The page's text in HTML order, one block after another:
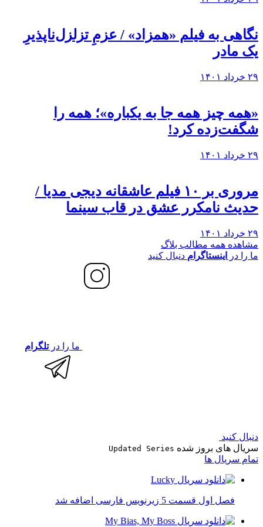
نگاهی به فيلم «همزاد» / عزمِ تزلزل‌ناپذیرِ
یک مادر
۲۹ خرداد ۱۴۰۱
«همه چیز همه جا به یکباره»؛ همه را
شگفت‌زده کرد!
۲۹ خرداد ۱۴۰۱
مروری بر ۱۰ فیلم عاشقانه دیجی مدیا /
حدیث نامکرر عشق در قاب سینما
۲۹ خرداد ۱۴۰۱
مشاهده همه مطالب بلاگ
ما را در
اینستاگرام دنبال کنید
ما را درتلگرام
دنبال کنید
سریال های بروز شده Updated Series
تمام سریال ها
فصل اول قسمت 5 زیرنویس فارسی اضافه شد